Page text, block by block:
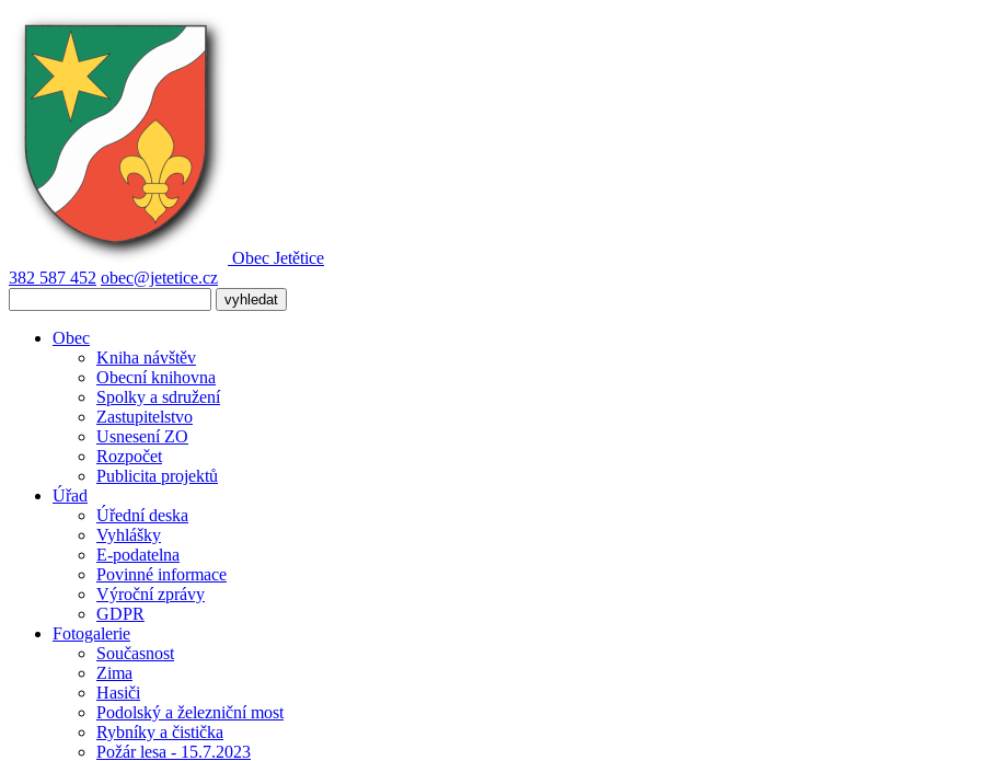
Obec Jetětice
382 587 452 obec@jetetice.cz
Obec
Kniha návštěv
Obecní knihovna
Spolky a sdružení
Zastupitelstvo
Usnesení ZO
Rozpočet
Publicita projektů
Úřad
Úřední deska
Vyhlášky
E-podatelna
Povinné informace
Výroční zprávy
GDPR
Fotogalerie
Současnost
Zima
Hasiči
Podolský a železniční most
Rybníky a čistička
Požár lesa - 15.7.2023